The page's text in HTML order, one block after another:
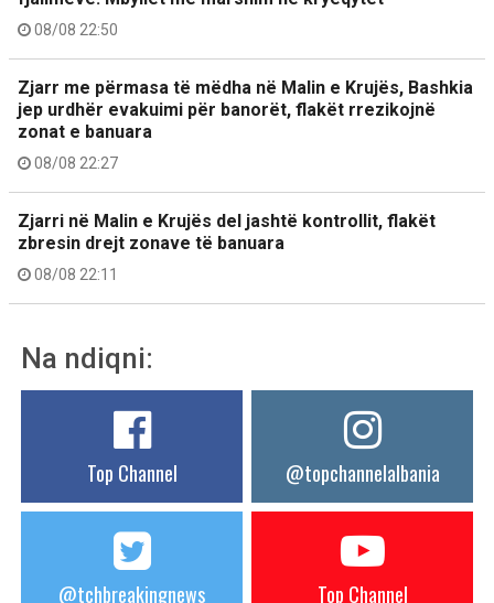
08/08 22:50
Zjarr me përmasa të mëdha në Malin e Krujës, Bashkia
jep urdhër evakuimi për banorët, flakët rrezikojnë
zonat e banuara
08/08 22:27
Zjarri në Malin e Krujës del jashtë kontrollit, flakët
zbresin drejt zonave të banuara
08/08 22:11
Na ndiqni:
Top Channel @topchannelalbania
@tchbreakingnews Top Channel